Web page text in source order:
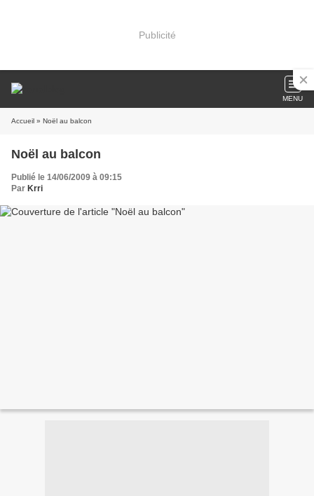
Publicité
MENU
Accueil » Noël au balcon
Noël au balcon
Publié le 14/06/2009 à 09:15
Par Krri